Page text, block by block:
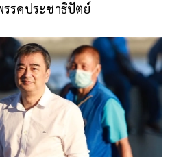
รคประชาธิปัตย์